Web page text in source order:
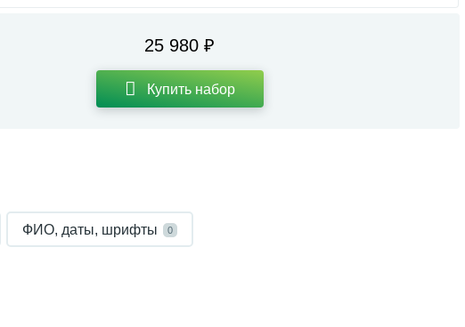
25 980 ₽
Купить набор
ФИО, даты, шрифты 0